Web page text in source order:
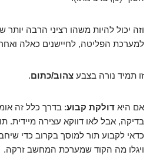
וזה יכול להיות משהו רציני הרבה
למערכת הפליטה, לחיישנים כאלה
זו תמיד נורה בצבע צהוב/כתום.
אם היא דולקת קבוע: בדרך כלל זה
בדיקה, אבל לאו דווקא עצירה מיידית.
כדאי לקבוע תור למוסך בקרוב כדי
ויגלו מה הקוד שמערכת המחשב זרקה.